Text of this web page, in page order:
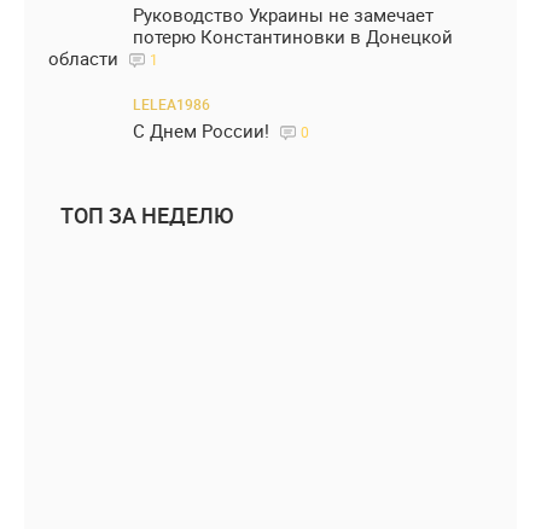
Руководство Украины не замечает
потерю Константиновки в Донецкой
области
1
LELEA1986
С Днем России! 0
ТОП ЗА НЕДЕЛЮ